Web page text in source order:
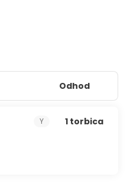
Odhod
Y 1 torbica